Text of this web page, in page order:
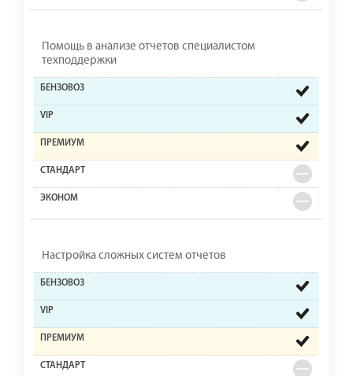
Помощь в анализе отчетов специалистом
техподдержки
Настройка сложных систем отчетов